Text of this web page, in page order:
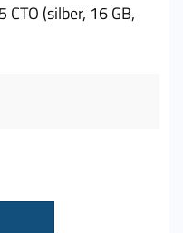
(silber, 16 GB,